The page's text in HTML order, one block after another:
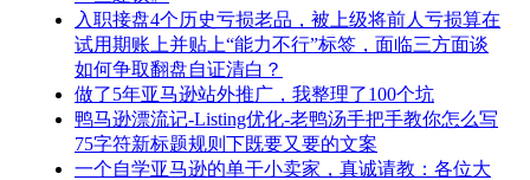
入职接盘4个历史亏损老品，被上级将前人亏损算在
试用期账上并贴上“能力不行”标签，面临三方面谈
如何争取翻盘自证清白？
做了5年亚马逊站外推广，我整理了100个坑
鸭马逊漂流记-Listing优化-老鸭汤手把手教你怎么写
75字符新标题规则下既要又要的文案
一个自学亚马逊的单干小卖家，真诚请教：各位大